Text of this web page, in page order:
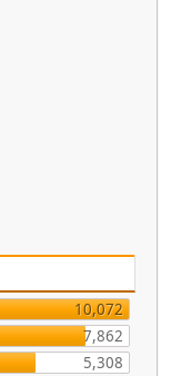
10,072
7,862
5,308